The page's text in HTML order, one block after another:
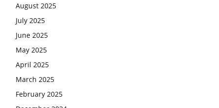
August 2025
July 2025
June 2025
May 2025
April 2025
March 2025
February 2025